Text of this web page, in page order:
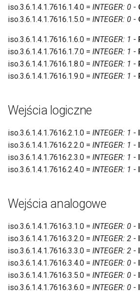
a
b
y
z
k
ć
Modbus
Moc i energia
Zdarzenia
Zdalne sterowanie
Klient HTTP
Sieć
Czas
Dostęp
Czujniki I2C i 1-Wire
Port szeregowy
Modbus
Scheduler
Watchdog
Klient MQTT
SNMP
Sieć
iso.3.6.1.4.1.7616.1.4.0 = INTEGER: 0 -
iso.3.6.1.4.1.7616.1.5.0 = INTEGER: 0 -
iso.3.6.1.4.1.7616.1.6.0 = INTEGER: 1 -
iso.3.6.1.4.1.7616.1.7.0 = INTEGER: 1 -
iso.3.6.1.4.1.7616.1.8.0 = INTEGER: 1 -
iso.3.6.1.4.1.7616.1.9.0 = INTEGER: 1 -
Wejścia logiczne
iso.3.6.1.4.1.7616.2.1.0 = INTEGER: 1 -
iso.3.6.1.4.1.7616.2.2.0 = INTEGER: 1 -
iso.3.6.1.4.1.7616.2.3.0 = INTEGER: 1 -
iso.3.6.1.4.1.7616.2.4.0 = INTEGER: 1 -
Wejścia analogowe
iso.3.6.1.4.1.7616.3.1.0 = INTEGER: 0 -
iso.3.6.1.4.1.7616.3.2.0 = INTEGER: 2 -
iso.3.6.1.4.1.7616.3.3.0 = INTEGER: 2 -
iso.3.6.1.4.1.7616.3.4.0 = INTEGER: 0 -
iso.3.6.1.4.1.7616.3.5.0 = INTEGER: 0 -
iso.3.6.1.4.1.7616.3.6.0 = INTEGER: 0 -